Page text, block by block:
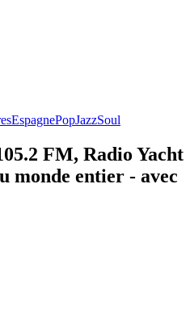
EspagnePopJazzSoul
FM, Radio Yacht
monde entier - avec